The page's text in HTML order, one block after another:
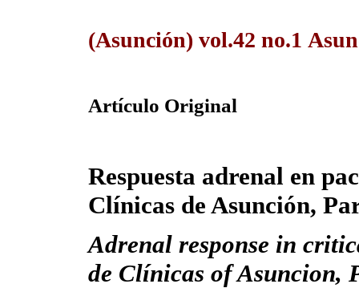
(Asunción) vol.42 no.1
Artículo Original
Respuesta adrenal en
Clínicas de Asunción,
Adrenal response in
de Clínicas of Asuncion,